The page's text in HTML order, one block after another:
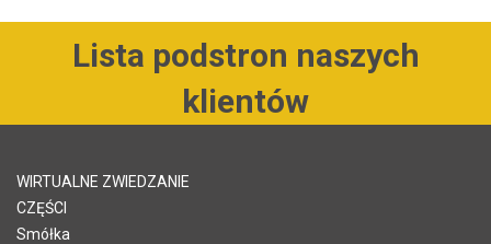
Lista podstron naszych
klientów
WIRTUALNE ZWIEDZANIE
CZĘŚCI
Smółka